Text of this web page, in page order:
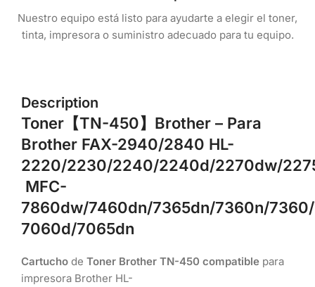
Nuestro equipo está listo para ayudarte a elegir el toner,
tinta, impresora o suministro adecuado para tu equipo.
Description
Toner 【TN-450】 Brother – Para
Brother FAX-2940/2840 HL-
2220/2230/2240/2240d/2270dw/
MFC-
7860dw/7460dn/7365dn/7360n/7360/
7060d/7065dn
Cartucho de Toner Brother TN-450 compatible para
impresora Brother HL-